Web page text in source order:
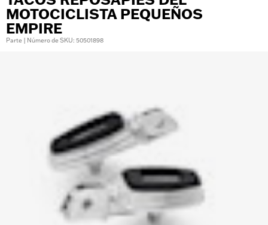
MOTOCICLISTA PEQUEÑOS
EMPIRE
Parte | Número de SKU: 50501898